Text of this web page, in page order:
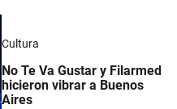
Cultura
No Te Va Gustar y Filarmed
hicieron vibrar a Buenos
Aires